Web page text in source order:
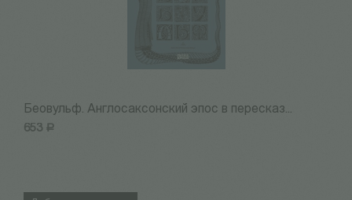
Беовульф. Англосаксонский эпос в пересказ...
653 Р